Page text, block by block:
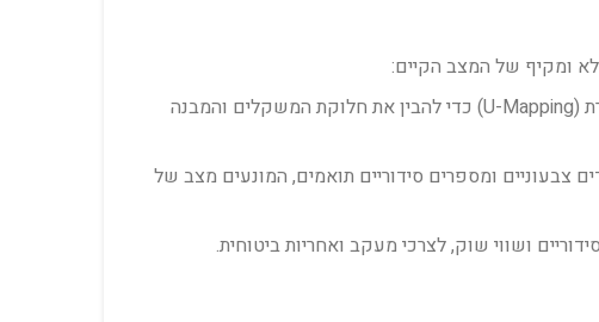
מיפוי המיקום המדויק של כל יחידת חומרה בתוך ארון התקשורת (U-Mapping) כדי להבין את חלוקת המשקלים והמבנה
צבעוניים ומספרים סידוריים תואמים, המונעים מצב של
ושווי שוק, לצרכי מעקב ואחריות ביטוחית.